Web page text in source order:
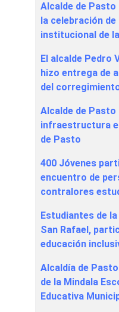
Alcalde de
la celebración de
institucional de
El alcalde Pedro
hizo entrega de
del
Alcalde de
infraestructura
de Pasto
400 Jóvenes
encuentro de
contralores
Estudiantes de
San Rafael,
educación
Alcaldía de
de la Mindala
Educativa